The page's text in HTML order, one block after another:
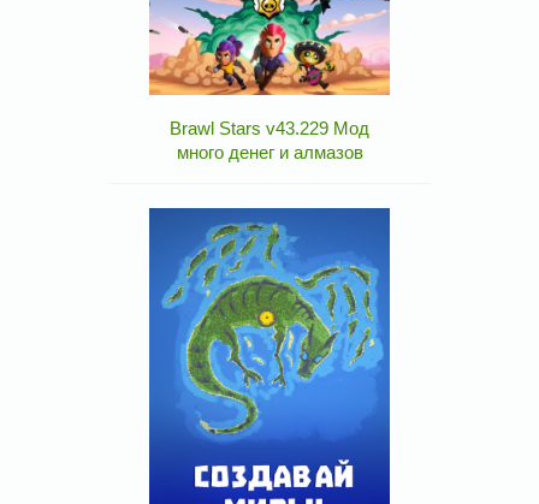
Brawl Stars v43.229 Мод
много денег и алмазов